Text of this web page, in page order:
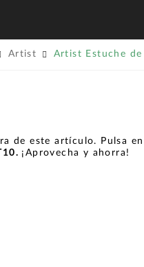
Artist Artist Estuche
de este artículo. Pulsa
¡Aprovecha y ahorra!